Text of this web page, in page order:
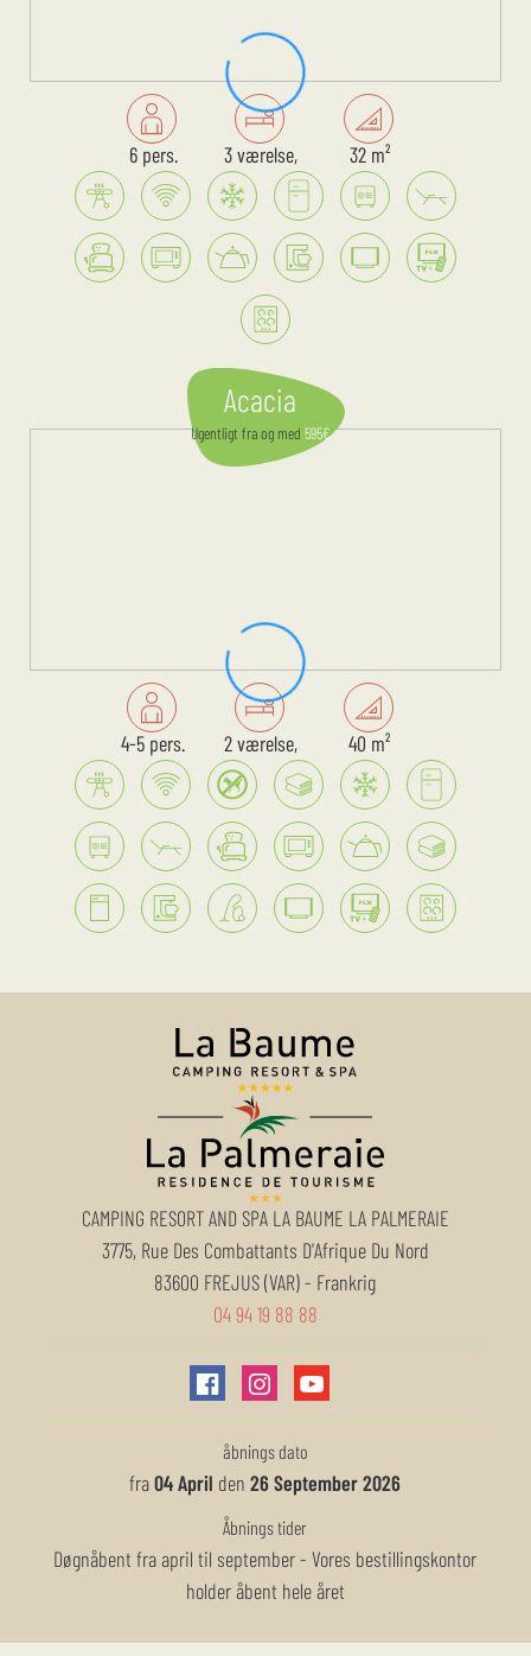
6 pers. 3 værelse, 32 m²
Acacia
Ugentligt fra og med 595€
4-5 pers. 2 værelse, 40 m²
CAMPING RESORT AND SPA LA BAUME LA PALMERAIE
3775, Rue Des Combattants D'Afrique Du Nord
83600 FREJUS (VAR)- Frankrig
04 94 19 88 88
åbnings dato
fra04 April den26 September 2026
Åbnings tider
Døgnåbent fra april til september - Vores bestillingskontor
holder åbent hele året